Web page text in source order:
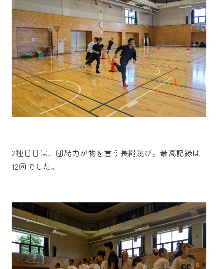
2種目目は、団結力が物を言う長縄跳び。最高記録は
12回でした。